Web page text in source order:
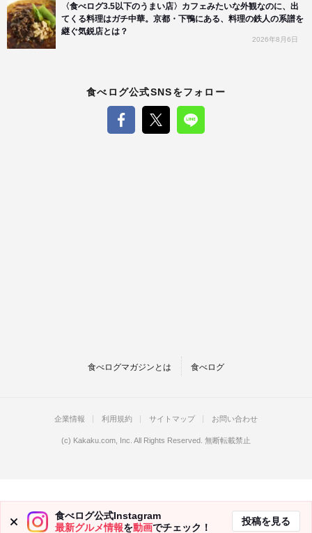
〈食べログ3.5以下のうまい店〉カフェみたいな外観なのに、出
てくる料理はガチ中華。京都・下鴨にある、料理の鉄人の系譜を
継ぐ気鋭店とは？
2026年8月6日
食べログ公式SNSをフォロー
食べログマガジンとは 食べログ
食べログ公式Instagram
最新グルメ情報を動画でチェック！
投稿を見る
企業情報 利用規約 サイトマップ お問い合わせ
(c) Kakaku.com, Inc. All Rights Reserved. 無断転載禁止